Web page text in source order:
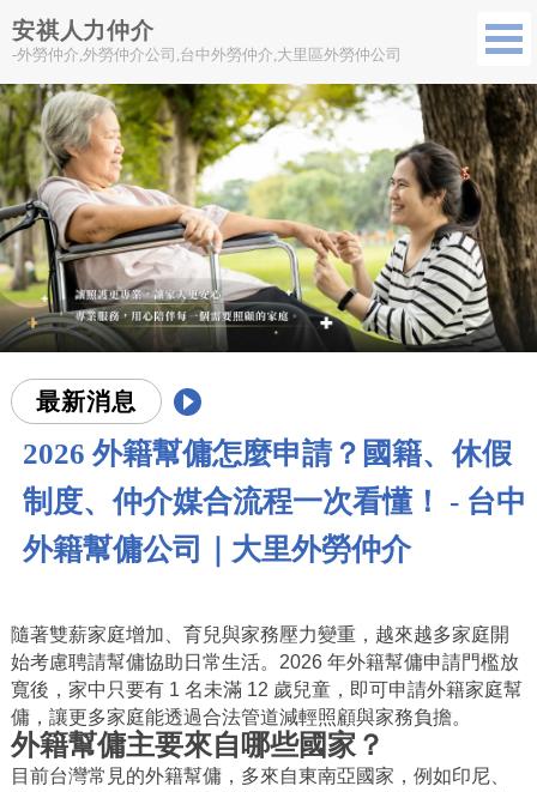
安祺人力仲介
-外勞仲介,外勞仲介公司,台中外勞仲介,大里區外勞仲公司
最新消息
2026 外籍幫傭怎麼申請？國籍、休假
制度、仲介媒合流程一次看懂！ - 台中
外籍幫傭公司｜大里外勞仲介
隨著雙薪家庭增加、育兒與家務壓力變重，越來越多家庭開
始考慮聘請幫傭協助日常生活。2026 年外籍幫傭申請門檻放
寬後，家中只要有 1 名未滿 12 歲兒童，即可申請外籍家庭幫
傭，讓更多家庭能透過合法管道減輕照顧與家務負擔。
外籍幫傭主要來自哪些國家？
目前台灣常見的外籍幫傭，多來自東南亞國家，例如印尼、